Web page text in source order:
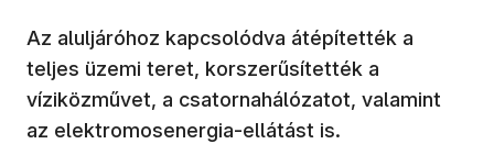
Az aluljáróhoz kapcsolódva átépítették a
teljes üzemi teret, korszerűsítették a
víziközművet, a csatornahálózatot, valamint
az elektromosenergia-ellátást is.